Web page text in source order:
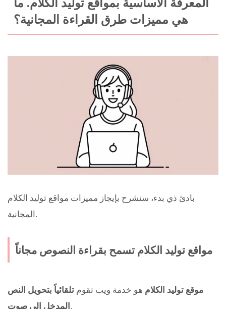
هي مميزات طرق القراءة المجانية؟
بادئ ذي بدء، سنشرح بإيجاز مميزات مواقع توليد الكلام
المجانية.
مواقع توليد الكلام تسمح بقراءة النصوص مجاناً
موقع توليد الكلام هو خدمة ويب تقوم تلقائياً بتحويل النص
المدخل إلى صوت.